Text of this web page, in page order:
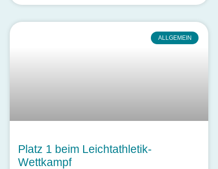
ALLGEMEIN
Platz 1 beim Leichtathletik-
Wettkampf